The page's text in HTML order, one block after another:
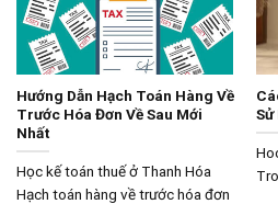
Hướng Dẫn Hạch Toán Hàng Về
Trước Hóa Đơn Về Sau Mới
Nhất
Học kế toán thuế ở Thanh Hóa
Hạch toán hàng về trước hóa đơn
Sử